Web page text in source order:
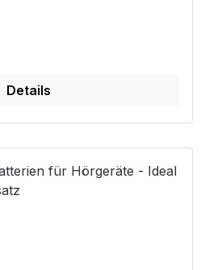
Details